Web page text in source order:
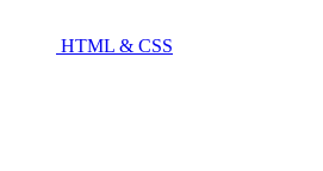
HTML & CSS